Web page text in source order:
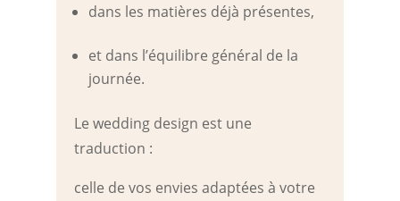
dans les matières déjà présentes,
et dans l’équilibre général de la
journée.
Le wedding design est une
traduction :
celle de vos envies adaptées à votre